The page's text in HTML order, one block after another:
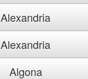
Alexandria
Alexandria
Algona